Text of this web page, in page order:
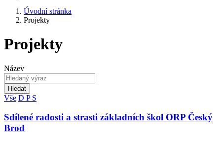
Úvodní stránka
Projekty
Projekty
Název
Hledat
Vše D P S
Sdílené radosti a strasti základních škol ORP Český
Brod